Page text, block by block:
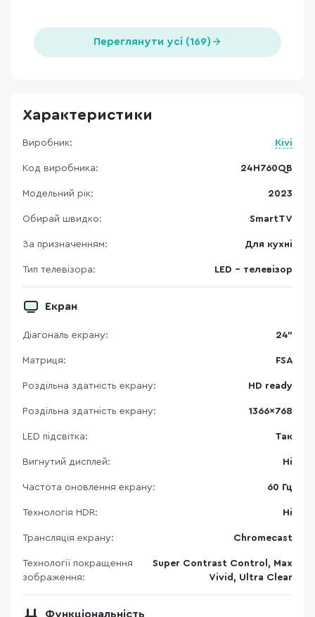
Переглянути усі (169)
Характеристики
Виробник: Kivi
Код виробника: 24H760QB
Модельний рік: 2023
Обирай швидко: SmartTV
За призначенням: Для кухні
Тип телевізора: LED - телевізор
Екран
Діагональ екрану: 24"
Матриця: FSA
Роздільна здатність екрану: HD ready
Роздільна здатність екрану: 1366×768
LED підсвітка: Так
Вигнутий дисплей: Ні
Частота оновлення екрану: 60 Гц
Технологія HDR: Ні
Трансляція екрану: Chromecast
Технології покращення
зображення:
Super Contrast Control, Max
Vivid, Ultra Clear
Функціональність